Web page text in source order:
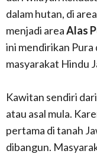
dalam hutan, di
menjadi areaAlas
ini mendirikan Pura
masyarakat Hindu
Kawitan sendiri
atau asal mula.
pertama di tanah
dibangun.